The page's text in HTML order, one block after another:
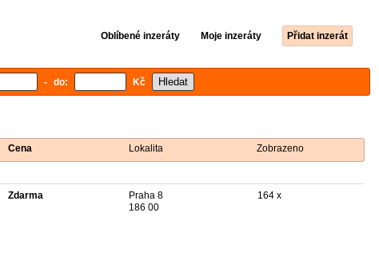
Oblíbené inzeráty Moje inzeráty Přidat inzerát
- do: Kč
Cena Lokalita Zobrazeno
Zdarma
Praha 8
186 00
164 x